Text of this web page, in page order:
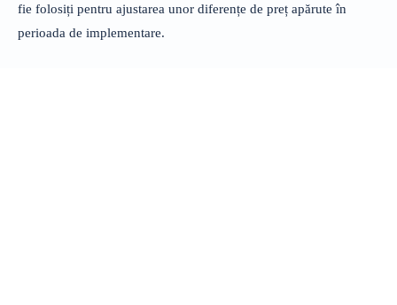
fie folosiți pentru ajustarea unor diferențe de preț apărute în
perioada de implementare.